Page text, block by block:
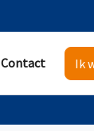
Contact Ik